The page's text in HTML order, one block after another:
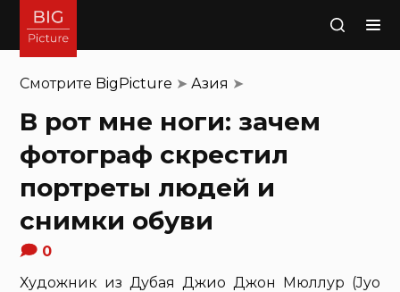
Поиск
Смотрите BigPicture ➤Азия ➤
В рот мне ноги: зачем
фотограф скрестил
портреты людей и
снимки обуви
0
Художник из Дубая Джио Джон Мюллур (Jyo